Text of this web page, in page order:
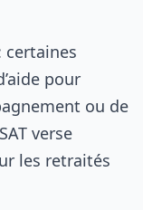
certaines
pour
ou de
verse
les retraités